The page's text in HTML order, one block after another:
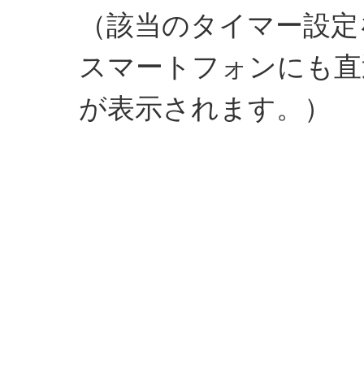
（該当のタイマー設
スマートフォンにも
が表示されます。）